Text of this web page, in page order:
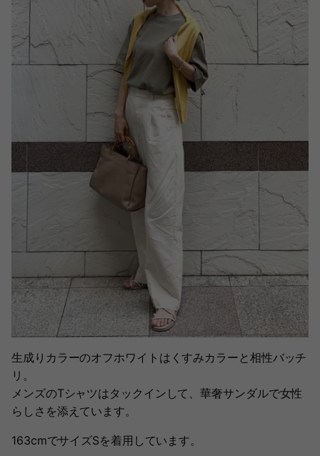
生成りカラーのオフホワイトはくすみカラーと相性バッチ
リ。
メンズのTシャツはタックインして、華奢サンダルで女性
らしさを添えています。
163cmでサイズSを着用しています。